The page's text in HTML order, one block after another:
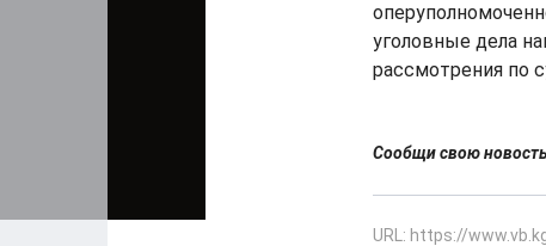
уголовные дела
рассмотрения по
Сообщи свою
URL: https://